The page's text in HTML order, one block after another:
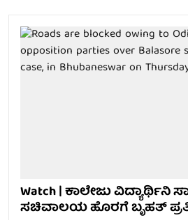
Watch | ಕಾಲೇಜು ವಿದ್ಯಾರ್ಥಿನಿ
ಸಚಿವಾಲಯ ಹೊರಗೆ ಬೃಹತ್